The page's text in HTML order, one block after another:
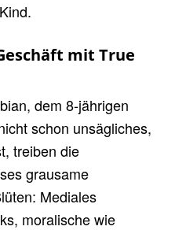
mit True
dem 8-jährigen
schon unsägliches,
treiben die
grausame
Mediales
moralische wie